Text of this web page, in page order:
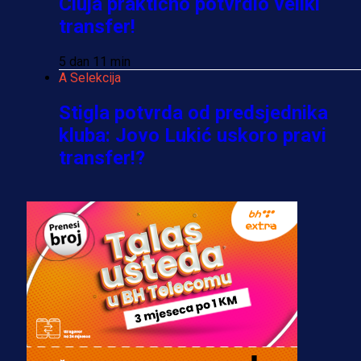
transfer!
5 dan 11 min
A Selekcija
Stigla potvrda od predsjednika
kluba: Jovo Lukić uskoro pravi
transfer!?
A Selekcija
Zmajevi dobili veliko pojačanje:
Fudbaler Olympiacosa želi obući
dres BiH!
3 sedmica 5 dan
Premijer liga BiH